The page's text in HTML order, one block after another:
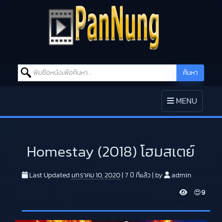
Search for: ค้นหา
TOGGLE
NAVIGATION
MENU
Homestay (2018) โฮมสเตย์
Last Updated มกราคม 10, 2020 7 ปี ที่แล้ว by admin
V
i
😍9